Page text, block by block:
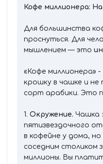
Кофе миллионера:
Для большинства
проснуться. Для
мышлением — это
«Кофе миллионера»
крошку в чашке и не
сорт арабики. Это
1. Окружение. Чашка
пятизвездочного
в кофейне у дома,
соседним столиком
миллионы. Вы